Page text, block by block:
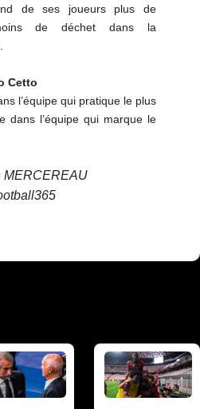
de ses joueurs plus de
de déchet dans la
Cetto
l’équipe qui pratique le plus
dans l’équipe qui marque le
MERCEREAU